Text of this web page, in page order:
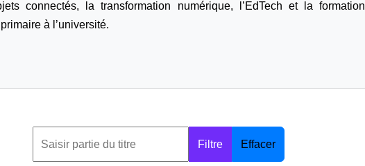
connectés, la transformation numérique, l’EdTech et la
à l’université.
Filtre Effacer